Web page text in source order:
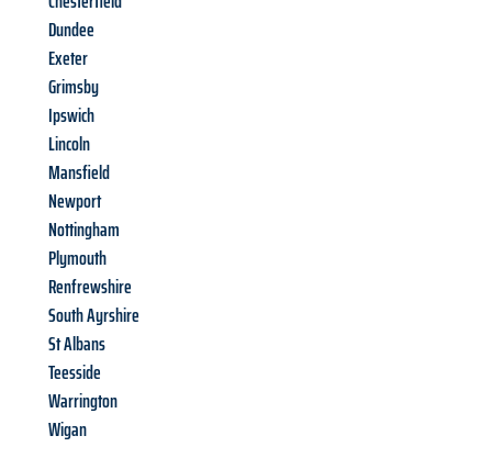
Dundee
Exeter
Grimsby
Ipswich
Lincoln
Mansfield
Newport
Nottingham
Plymouth
Renfrewshire
South Ayrshire
St Albans
Teesside
Warrington
Wigan